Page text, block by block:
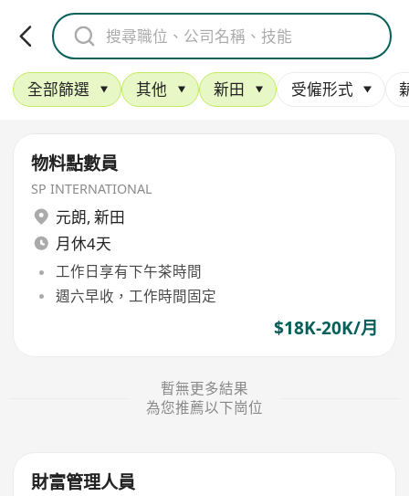
全部篩選 其他 新田 受僱形式
物料點數員
SP INTERNATIONAL
元朗, 新田
月休4天
工作日享有下午茶時間
週六早收，工作時間固定
$18K-20K/月
暫無更多結果
為您推薦以下崗位
財富管理人員